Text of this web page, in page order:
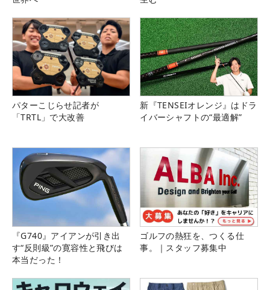
パターこじらせ記者が
「TRTL」で大改善
新『TENSEIオレンジ』はドラ
イバーシャフトの“最適解”
『G740』アイアンが引き出
す“反則級”の寛容性と飛びは
本当だった！
ゴルフの熱狂を、つくる仕
事。｜スタッフ募集中